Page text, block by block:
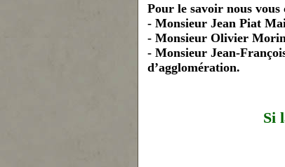
Pour le savoir nous vous
- Monsieur Jean Piat
- Monsieur Olivier
- Monsieur Jean-
d’agglomération.
Si